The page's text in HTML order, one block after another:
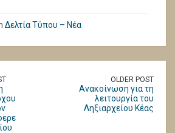
Δελτία Τύπου – Νέα
OLDER POST
Ανακοίνωση για τη
λειτουργία του
Ληξιαρχείου Κέας